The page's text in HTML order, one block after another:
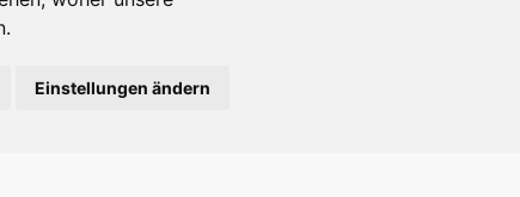
Einstellungen ändern